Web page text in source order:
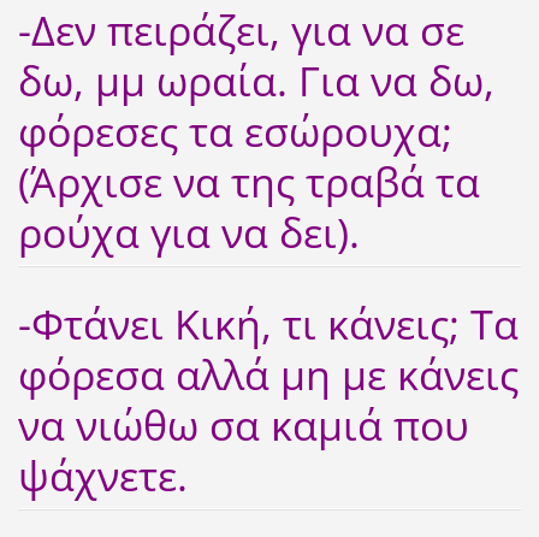
-Δεν πειράζει, για να σε
δω, μμ ωραία. Για να δω,
φόρεσες τα εσώρουχα;
(Άρχισε να της τραβά τα
ρούχα για να δει).
-Φτάνει Κική, τι κάνεις; Τα
φόρεσα αλλά μη με κάνεις
να νιώθω σα καμιά που
ψάχνετε.